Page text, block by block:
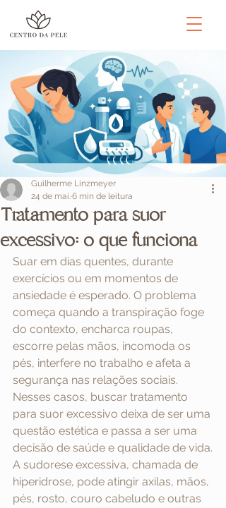
Tratamento para suor
excessivo: o que funciona
Guilherme Linzmeyer
24 de mai.6 min de leitura
Suar em dias quentes, durante
exercícios ou em momentos de
ansiedade é esperado. O problema
começa quando a transpiração foge
do contexto, encharca roupas,
escorre pelas mãos, incomoda os
pés, interfere no trabalho e afeta a
segurança nas relações sociais.
Nesses casos, buscar tratamento
para suor excessivo deixa de ser uma
questão estética e passa a ser uma
decisão de saúde e qualidade de vida.
A sudorese excessiva, chamada de
hiperidrose, pode atingir axilas, mãos,
pés, rosto, couro cabeludo e outras